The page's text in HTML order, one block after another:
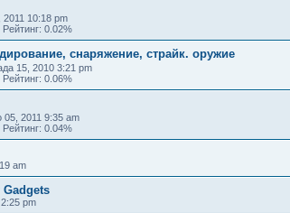
10:18 pm
Рейтинг: 0.02%
снаряжение, страйк. оружие
15, 2010 3:21 pm
Рейтинг: 0.06%
05, 2011 9:35 am
Рейтинг: 0.04%
am
pm